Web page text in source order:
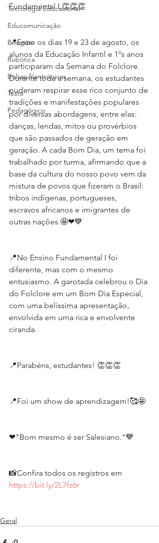
Tecnologia Educacional
Educomunicação
Bilíngue
Robótica
Bolsas filantrópicas
Teste
Pedagógico
Fundamental I.👏👏👏
📍Entre os dias 19 e 23 de agosto, os
alunos da Educação Infantil e 1ºs anos
participaram da Semana do Folclore.
Durante toda a semana, os estudantes
puderam respirar esse rico conjunto de
tradições e manifestações populares
por diversas abordagens, entre elas:
danças, lendas, mitos ou provérbios
que são passados de geração em
geração. A cada Bom Dia, um tema foi
trabalhado por turma, afirmando que a
base da cultura do nosso povo vem da
mistura de povos que fizeram o Brasil:
tribos indígenas, portugueses,
escravos africanos e imigrantes de
outras nações.🤩❤💙
📍No Ensino Fundamental I foi
diferente, mas com o mesmo
entusiasmo. A garotada celebrou o Dia
do Folclore em um Bom Dia Especial,
com uma belíssima apresentação,
envolvida em uma rica e envolvente
ciranda.
📍Parabéns, estudantes! 👏👏👏
📍Foi um show de aprendizagem!🥰🤩
❤"Bom mesmo é ser Salesiano."💙
📸Confira todos os registros em
https://bit.ly/2L7fz6r
Geral